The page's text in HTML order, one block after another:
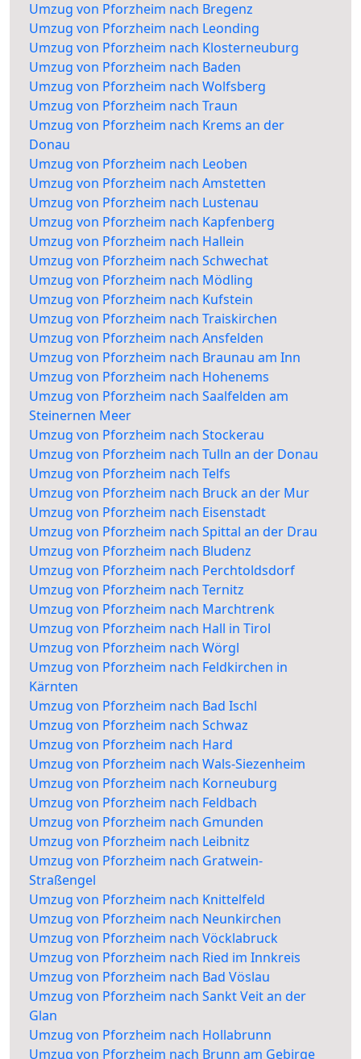
Umzug von Pforzheim nach Bregenz
Umzug von Pforzheim nach Leonding
Umzug von Pforzheim nach Klosterneuburg
Umzug von Pforzheim nach Baden
Umzug von Pforzheim nach Wolfsberg
Umzug von Pforzheim nach Traun
Umzug von Pforzheim nach Krems an der
Donau
Umzug von Pforzheim nach Leoben
Umzug von Pforzheim nach Amstetten
Umzug von Pforzheim nach Lustenau
Umzug von Pforzheim nach Kapfenberg
Umzug von Pforzheim nach Hallein
Umzug von Pforzheim nach Schwechat
Umzug von Pforzheim nach Mödling
Umzug von Pforzheim nach Kufstein
Umzug von Pforzheim nach Traiskirchen
Umzug von Pforzheim nach Ansfelden
Umzug von Pforzheim nach Braunau am Inn
Umzug von Pforzheim nach Hohenems
Umzug von Pforzheim nach Saalfelden am
Steinernen Meer
Umzug von Pforzheim nach Stockerau
Umzug von Pforzheim nach Tulln an der Donau
Umzug von Pforzheim nach Telfs
Umzug von Pforzheim nach Bruck an der Mur
Umzug von Pforzheim nach Eisenstadt
Umzug von Pforzheim nach Spittal an der Drau
Umzug von Pforzheim nach Bludenz
Umzug von Pforzheim nach Perchtoldsdorf
Umzug von Pforzheim nach Ternitz
Umzug von Pforzheim nach Marchtrenk
Umzug von Pforzheim nach Hall in Tirol
Umzug von Pforzheim nach Wörgl
Umzug von Pforzheim nach Feldkirchen in
Kärnten
Umzug von Pforzheim nach Bad Ischl
Umzug von Pforzheim nach Schwaz
Umzug von Pforzheim nach Hard
Umzug von Pforzheim nach Wals-Siezenheim
Umzug von Pforzheim nach Korneuburg
Umzug von Pforzheim nach Feldbach
Umzug von Pforzheim nach Gmunden
Umzug von Pforzheim nach Leibnitz
Umzug von Pforzheim nach Gratwein-
Straßengel
Umzug von Pforzheim nach Knittelfeld
Umzug von Pforzheim nach Neunkirchen
Umzug von Pforzheim nach Vöcklabruck
Umzug von Pforzheim nach Ried im Innkreis
Umzug von Pforzheim nach Bad Vöslau
Umzug von Pforzheim nach Sankt Veit an der
Glan
Umzug von Pforzheim nach Hollabrunn
Umzug von Pforzheim nach Brunn am Gebirge